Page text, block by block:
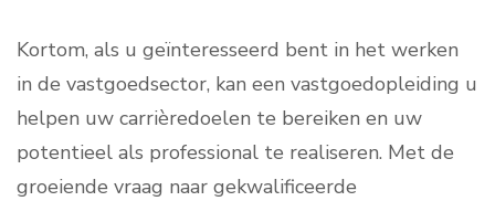
Kortom, als u geïnteresseerd bent in het werken
in de vastgoedsector, kan een vastgoedopleiding u
helpen uw carrièredoelen te bereiken en uw
potentieel als professional te realiseren. Met de
groeiende vraag naar gekwalificeerde